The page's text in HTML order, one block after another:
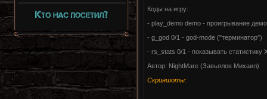
Коды на игру:
- play_demo demo - проигрывание
- g_god 0/1 - god-mode ("терминатор")
- rs_stats 0/1 - показывать статистику
Автор: NightMare (Завьялов Михаил)
Скриншоты: